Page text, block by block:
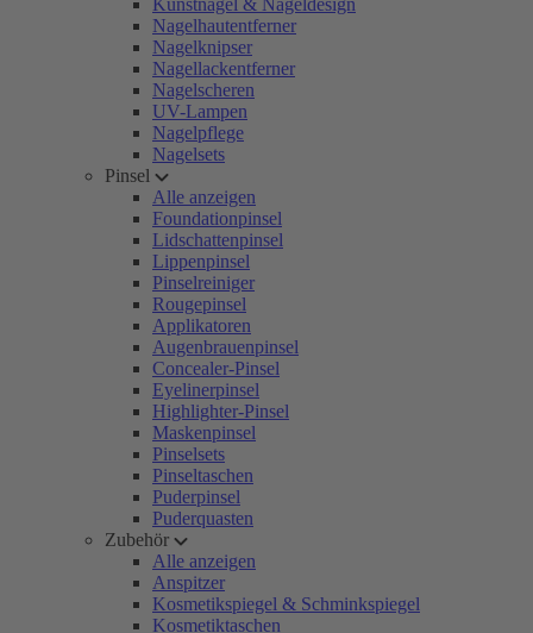
Kunstnägel & Nageldesign
Nagelhautentferner
Nagelknipser
Nagellackentferner
Nagelscheren
UV-Lampen
Nagelpflege
Nagelsets
Pinsel
Alle anzeigen
Foundationpinsel
Lidschattenpinsel
Lippenpinsel
Pinselreiniger
Rougepinsel
Applikatoren
Augenbrauenpinsel
Concealer-Pinsel
Eyelinerpinsel
Highlighter-Pinsel
Maskenpinsel
Pinselsets
Pinseltaschen
Puderpinsel
Puderquasten
Zubehör
Alle anzeigen
Anspitzer
Kosmetikspiegel & Schminkspiegel
Kosmetiktaschen